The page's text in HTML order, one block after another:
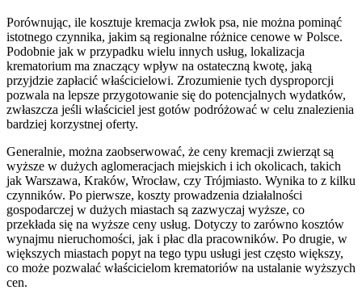
Porównując, ile kosztuje kremacja zwłok psa, nie można pominąć
istotnego czynnika, jakim są regionalne różnice cenowe w Polsce.
Podobnie jak w przypadku wielu innych usług, lokalizacja
krematorium ma znaczący wpływ na ostateczną kwotę, jaką
przyjdzie zapłacić właścicielowi. Zrozumienie tych dysproporcji
pozwala na lepsze przygotowanie się do potencjalnych wydatków,
zwłaszcza jeśli właściciel jest gotów podróżować w celu znalezienia
bardziej korzystnej oferty.
Generalnie, można zaobserwować, że ceny kremacji zwierząt są
wyższe w dużych aglomeracjach miejskich i ich okolicach, takich
jak Warszawa, Kraków, Wrocław, czy Trójmiasto. Wynika to z kilku
czynników. Po pierwsze, koszty prowadzenia działalności
gospodarczej w dużych miastach są zazwyczaj wyższe, co
przekłada się na wyższe ceny usług. Dotyczy to zarówno kosztów
wynajmu nieruchomości, jak i płac dla pracowników. Po drugie, w
większych miastach popyt na tego typu usługi jest często większy,
co może pozwalać właścicielom krematoriów na ustalanie wyższych
cen.